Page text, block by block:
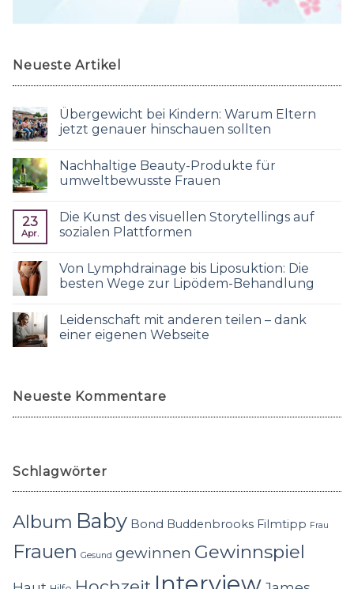
Neueste Artikel
Übergewicht bei Kindern: Warum Eltern
jetzt genauer hinschauen sollten
Nachhaltige Beauty-Produkte für
umweltbewusste Frauen
23
Apr.
Die Kunst des visuellen Storytellings auf
sozialen Plattformen
Von Lymphdrainage bis Liposuktion: Die
besten Wege zur Lipödem-Behandlung
Leidenschaft mit anderen teilen – dank
einer eigenen Webseite
Neueste Kommentare
Schlagwörter
Album Baby Bond Buddenbrooks Filmtipp Frau
Frauen Gesund gewinnen Gewinnspiel